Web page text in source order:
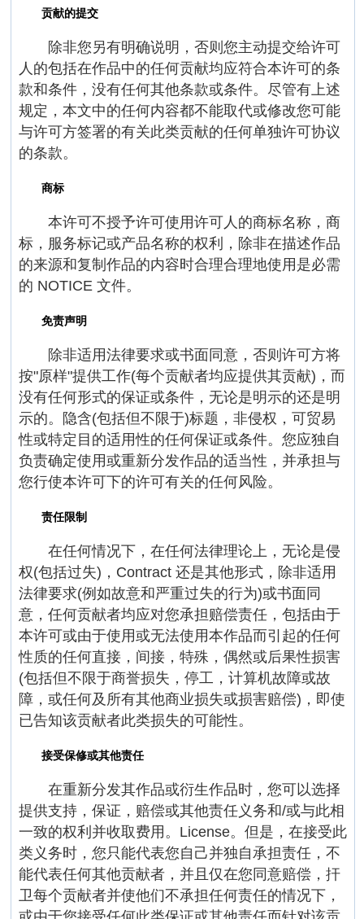
贡献的提交
除非您另有明确说明，否则您主动提交给许可
人的包括在作品中的任何贡献均应符合本许可的条
款和条件，没有任何其他条款或条件。尽管有上述
规定，本文中的任何内容都不能取代或修改您可能
与许可方签署的有关此类贡献的任何单独许可协议
的条款。
商标
本许可不授予许可使用许可人的商标名称，商
标，服务标记或产品名称的权利，除非在描述作品
的来源和复制作品的内容时合理合理地使用是必需
的 NOTICE 文件。
免责声明
除非适用法律要求或书面同意，否则许可方将
按"原样"提供工作(每个贡献者均应提供其贡献)，而
没有任何形式的保证或条件，无论是明示的还是明
示的。隐含(包括但不限于)标题，非侵权，可贸易
性或特定目的适用性的任何保证或条件。您应独自
负责确定使用或重新分发作品的适当性，并承担与
您行使本许可下的许可有关的任何风险。
责任限制
在任何情况下，在任何法律理论上，无论是侵
权(包括过失)，Contract 还是其他形式，除非适用
法律要求(例如故意和严重过失的行为)或书面同
意，任何贡献者均应对您承担赔偿责任，包括由于
本许可或由于使用或无法使用本作品而引起的任何
性质的任何直接，间接，特殊，偶然或后果性损害
(包括但不限于商誉损失，停工，计算机故障或故
障，或任何及所有其他商业损失或损害赔偿)，即使
已告知该贡献者此类损失的可能性。
接受保修或其他责任
在重新分发其作品或衍生作品时，您可以选择
提供支持，保证，赔偿或其他责任义务和/或与此相
一致的权利并收取费用。License。但是，在接受此
类义务时，您只能代表您自己并独自承担责任，不
能代表任何其他贡献者，并且仅在您同意赔偿，扞
卫每个贡献者并使他们不承担任何责任的情况下，